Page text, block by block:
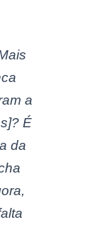
a
É
da